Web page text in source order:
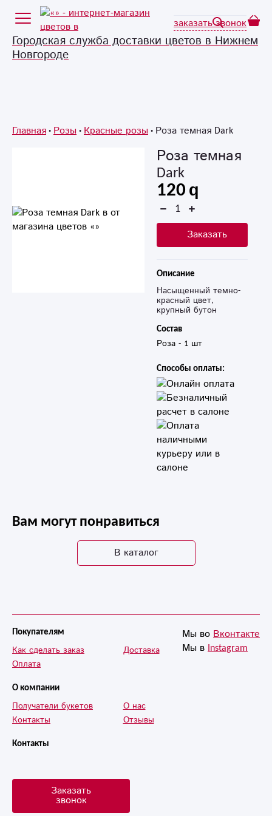
заказать звонок
Городская служба доставки цветов в Нижнем
Новгороде
Главная Розы Красные розы Роза темная Dark
Роза темная
Dark
120
Заказать
Описание
Насыщенный темно-
красный цвет,
крупный бутон
Состав
Роза - 1 шт
Способы оплаты:
Вам могут понравиться
В каталог
Контакты
Заказать
звонок
Покупателям
Как сделать заказ
Оплата
Доставка
О компании
Получатели букетов
Контакты
О нас
Отзывы
Мы во Вконтакте
Мы в Instagram